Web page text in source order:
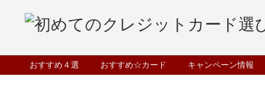
おすすめ４選 おすすめ☆カード キャンペーン情報